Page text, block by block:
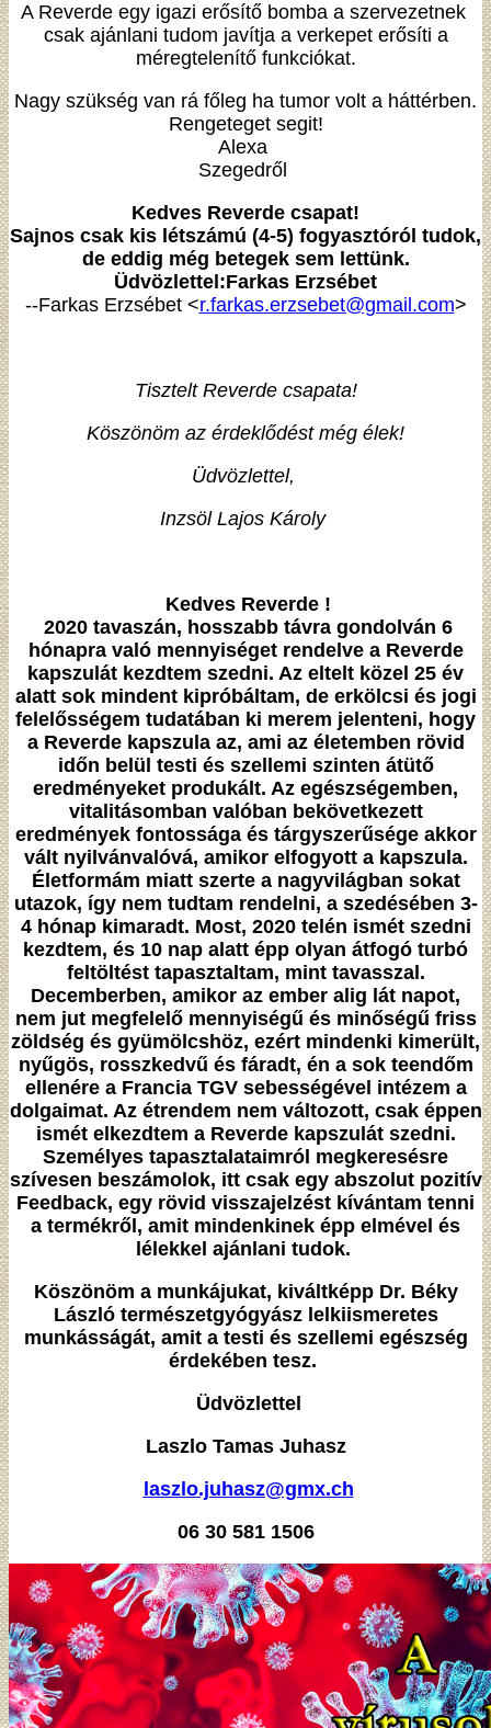
A Reverde egy igazi erősítő bomba a szervezetnek
csak ajánlani tudom javítja a verkepet erősíti a
méregtelenítő funkciókat.
Nagy szükség van rá főleg ha tumor volt a háttérben.
Rengeteget segit!
Alexa
Szegedről
Kedves Reverde csapat!
Sajnos csak kis létszámú (4-5) fogyasztóról tudok,
de eddig még betegek sem lettünk.
Üdvözlettel:Farkas Erzsébet
--Farkas Erzsébet <r.farkas.erzsebet@gmail.com>
Tisztelt Reverde csapata!
Köszönöm az érdeklődést még élek!
Üdvözlettel,
Inzsöl Lajos Károly
Kedves Reverde !
2020 tavaszán, hosszabb távra gondolván 6
hónapra való mennyiséget rendelve a Reverde
kapszulát kezdtem szedni. Az eltelt közel 25 év
alatt sok mindent kipróbáltam, de erkölcsi és jogi
felelősségem tudatában ki merem jelenteni, hogy
a Reverde kapszula az, ami az életemben rövid
időn belül testi és szellemi szinten átütő
eredményeket produkált. Az egészségemben,
vitalitásomban valóban bekövetkezett
eredmények fontossága és tárgyszerűsége akkor
vált nyilvánvalóvá, amikor elfogyott a kapszula.
Életformám miatt szerte a nagyvilágban sokat
utazok, így nem tudtam rendelni, a szedésében 3-
4 hónap kimaradt. Most, 2020 telén ismét szedni
kezdtem, és 10 nap alatt épp olyan átfogó turbó
feltöltést tapasztaltam, mint tavasszal.
Decemberben, amikor az ember alig lát napot,
nem jut megfelelő mennyiségű és minőségű friss
zöldség és gyümölcshöz, ezért mindenki kimerült,
nyűgös, rosszkedvű és fáradt, én a sok teendőm
ellenére a Francia TGV sebességével intézem a
dolgaimat. Az étrendem nem változott, csak éppen
ismét elkezdtem a Reverde kapszulát szedni.
Személyes tapasztalataimról megkeresésre
szívesen beszámolok, itt csak egy abszolut pozitív
Feedback, egy rövid visszajelzést kívántam tenni
a termékről, amit mindenkinek épp elmével és
lélekkel ajánlani tudok.
Köszönöm a munkájukat, kiváltképp Dr. Béky
László természetgyógyász lelkiismeretes
munkásságát, amit a testi és szellemi egészség
érdekében tesz.
Üdvözlettel
Laszlo Tamas Juhasz
laszlo.juhasz@gmx.ch
06 30 581 1506